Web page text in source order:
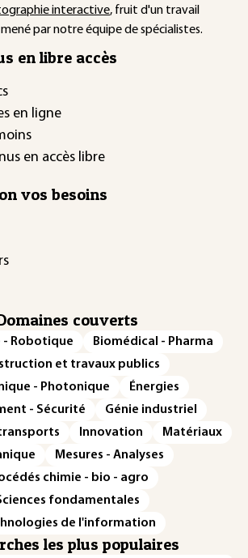
interactive, fruit d'un travail
par notre équipe de spécialistes.
en libre accès
en ligne
en accès libre
vos besoins
couverts
Robotique
Biomédical - Pharma
et travaux publics
- Photonique
Énergies
- Sécurité
Génie industriel
Innovation
Matériaux
Mesures - Analyses
chimie - bio - agro
fondamentales
de l'information
les plus populaires